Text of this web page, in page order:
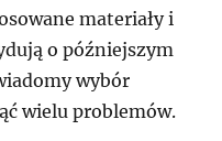
materiały i
o późniejszym
wybór
wielu problemów.